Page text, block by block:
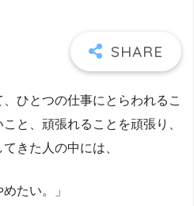
ひとつの仕事にとらわれるこ
と、頑張れることを頑張り、
きた人の中には、
たい。」